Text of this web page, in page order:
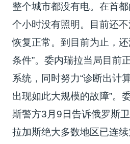
整个城市都没有电。在首
个小时没有照明。目前还
恢复正常。到目前为止，
条件”。委内瑞拉当局目前
系统，同时努力“诊断出计
出现如此大规模的故障”。
斯警方3月9日告诉俄罗斯
拉加斯绝大多数地区已连